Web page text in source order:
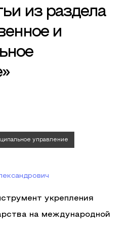
из раздела
и
управление
укрепления
на международной